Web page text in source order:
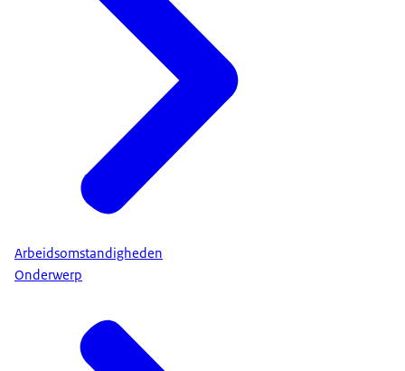
Arbeidsomstandigheden
Onderwerp